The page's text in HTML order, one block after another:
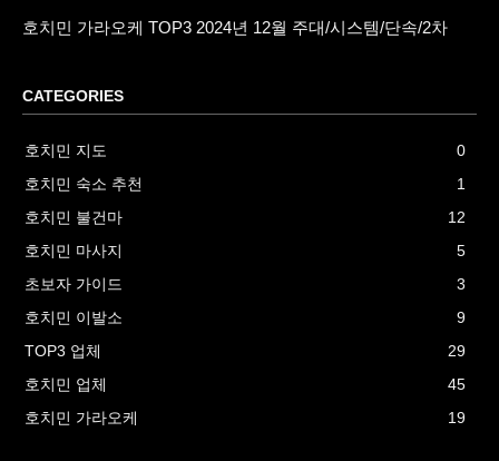
호치민 가라오케 TOP3 2024년 12월 주대/시스템/단속/2차
CATEGORIES
호치민 지도
0
호치민 숙소 추천
1
호치민 불건마
12
호치민 마사지
5
초보자 가이드
3
호치민 이발소
9
TOP3 업체
29
호치민 업체
45
호치민 가라오케
19